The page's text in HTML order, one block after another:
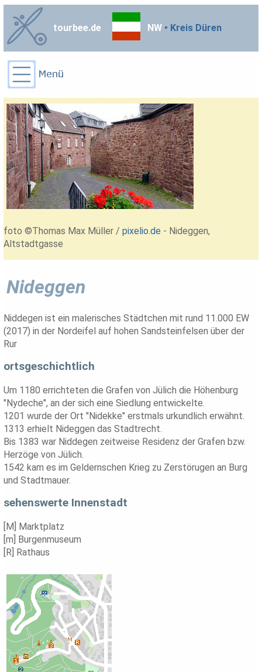
tourbee.de NW • Kreis Düren
foto ©Thomas Max Müller /pixelio.de - Nideggen,
Altstadtgasse
Nideggen
Niddegen ist ein malerisches Städtchen mit rund 11.000 EW
(2017) in der Nordeifel auf hohen Sandsteinfelsen über der
Rur
ortsgeschichtlich
Um 1180 errichteten die Grafen von Jülich die Höhenburg
"Nydeche", an der sich eine Siedlung entwickelte.
1201 wurde der Ort "Nidekke" erstmals urkundlich erwähnt.
1313 erhielt Nideggen das Stadtrecht.
Bis 1383 war Niddegen zeitweise Residenz der Grafen bzw.
Herzöge von Jülich.
1542 kam es im Geldernschen Krieg zu Zerstörugen an Burg
und Stadtmauer.
sehenswerte Innenstadt
[M] Marktplatz
[m] Burgenmuseum
[R] Rathaus